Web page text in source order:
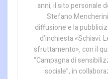
anni, il sito personale
Stefano
diffusione e la
d’inchiesta «Schiavi.
sfruttamento», con il
“Campagna di
sociale”, in